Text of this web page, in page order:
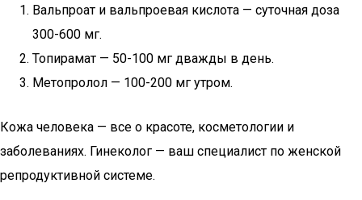
Вальпроат и вальпроевая кислота — суточная доза
300-600 мг.
Топирамат — 50-100 мг дважды в день.
Метопролол — 100-200 мг утром.
Кожа человека — все о красоте, косметологии и
заболеваниях. Гинеколог — ваш специалист по женской
репродуктивной системе.